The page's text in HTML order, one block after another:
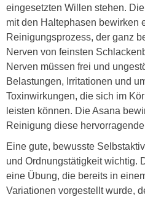
eingesetzten Willen stehen.
mit den Haltephasen bewirken
Reinigungsprozess, der ganz
Nerven von feinsten
Nerven müssen frei und
Belastungen, Irritationen und
Toxinwirkungen, die sich im
leisten können. Die Asana
Reinigung diese
Eine gute, bewusste
und Ordnungstätigkeit wichtig.
eine Übung, die bereits in
Variationen vorgestellt wurde,